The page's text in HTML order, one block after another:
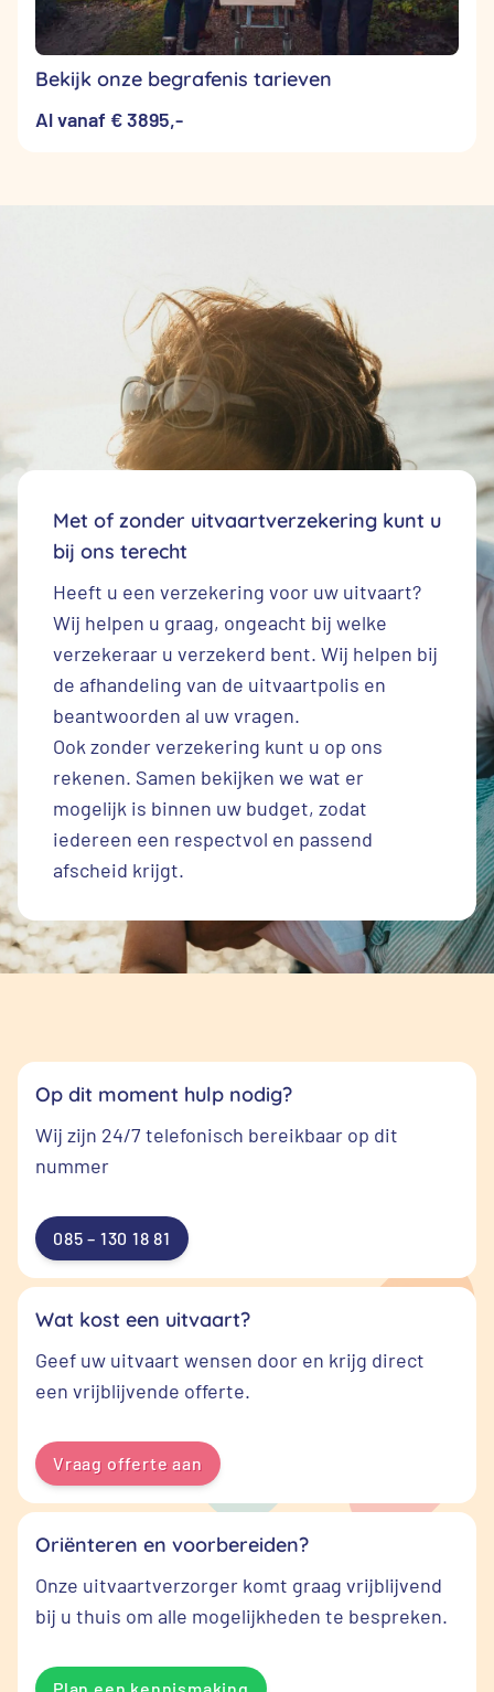
Bekijk onze begrafenis tarieven
Al vanaf € 3895,-
Met of zonder uitvaartverzekering kunt u
bij ons terecht
Heeft u een verzekering voor uw uitvaart?
Wij helpen u graag, ongeacht bij welke
verzekeraar u verzekerd bent. Wij helpen bij
de afhandeling van de uitvaartpolis en
beantwoorden al uw vragen.
Ook zonder verzekering kunt u op ons
rekenen. Samen bekijken we wat er
mogelijk is binnen uw budget, zodat
iedereen een respectvol en passend
afscheid krijgt.
Op dit moment hulp nodig?
Wij zijn 24/7 telefonisch bereikbaar op dit
nummer
085 – 130 18 81
Wat kost een uitvaart?
Geef uw uitvaart wensen door en krijg direct
een vrijblijvende offerte.
Vraag offerte aan
Oriënteren en voorbereiden?
Onze uitvaartverzorger komt graag vrijblijvend
bij u thuis om alle mogelijkheden te bespreken.